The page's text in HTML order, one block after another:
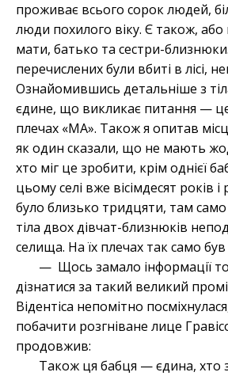
проживає всього сорок людей,
люди похилого віку. Є також, або
мати, батько та сестри-
перечислених були вбиті в лісі,
Ознайомившись детальніше з
єдине, що викликає питання —
плечах «МА». Також я опитав
як один сказали, що не мають
хто міг це зробити, крім однієї
цьому селі вже вісімдесят років
було близько тридцяти, там само
тіла двох дівчат-близнюків
селища. На їх плечах так само
— Щось замало інформації
дізнатися за такий великий
Відентіса непомітно
побачити розгніване лице
продовжив:
Також ця бабця — єдина, хто